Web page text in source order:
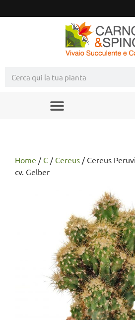
Home / C / Cereus / Cereus
cv. Gelber